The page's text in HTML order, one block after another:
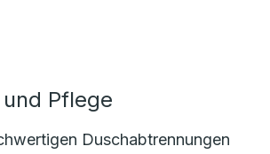
Pflege
Duschabtrennungen